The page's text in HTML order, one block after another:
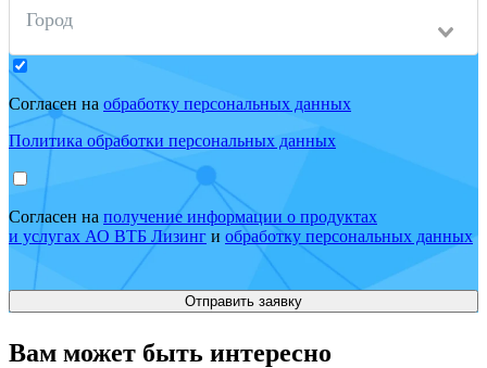
Город
Согласен на обработку персональных данных
Политика обработки персональных данных
Согласен на получение информации о продуктах
и услугах АО ВТБ Лизинг и обработку персональных данных
Вам может быть интересно